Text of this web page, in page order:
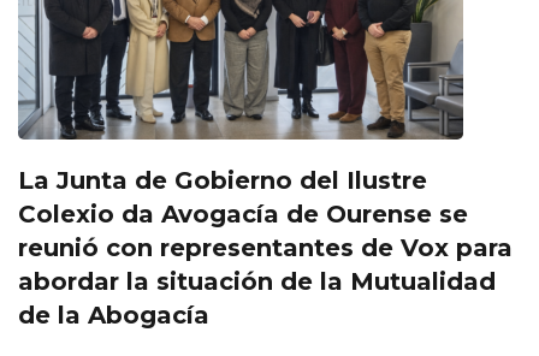
La Junta de Gobierno del Ilustre
Colexio da Avogacía de Ourense se
reunió con representantes de Vox para
abordar la situación de la Mutualidad
de la Abogacía